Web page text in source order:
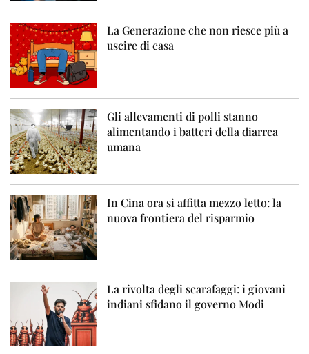
La Generazione che non riesce più a
uscire di casa
Gli allevamenti di polli stanno
alimentando i batteri della diarrea
umana
In Cina ora si affitta mezzo letto: la
nuova frontiera del risparmio
La rivolta degli scarafaggi: i giovani
indiani sfidano il governo Modi